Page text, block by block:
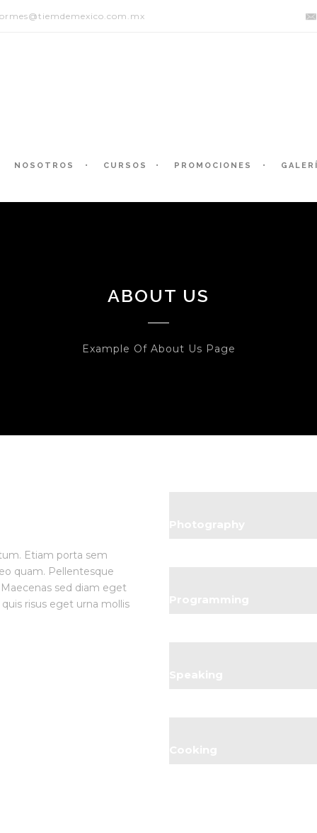
NOSOTROS CURSOS PROMOCIONES
ABOUT US
Example Of About Us Page
Etiam porta sem
quam. Pellentesque
sed diam eget
risus eget urna mollis